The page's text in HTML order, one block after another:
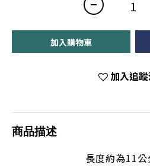
加入購物車
加入追
商品描述
長度約為11